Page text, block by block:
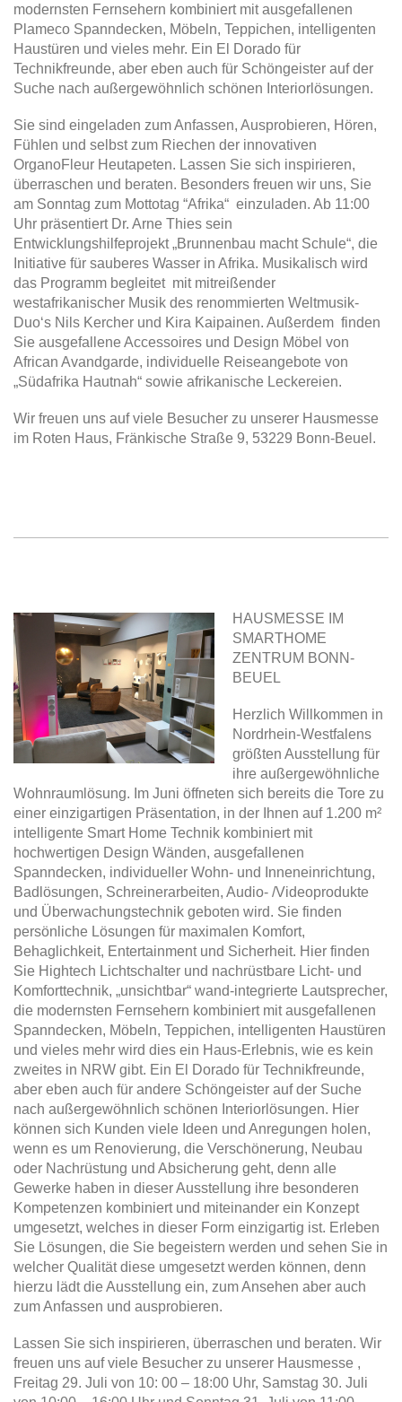
modernsten Fernsehern kombiniert mit ausgefallenen
Plameco Spanndecken, Möbeln, Teppichen, intelligenten
Haustüren und vieles mehr. Ein El Dorado für
Technikfreunde, aber eben auch für Schöngeister auf der
Suche nach außergewöhnlich schönen Interiorlösungen.
Sie sind eingeladen zum Anfassen, Ausprobieren, Hören,
Fühlen und selbst zum Riechen der innovativen
OrganoFleur Heutapeten. Lassen Sie sich inspirieren,
überraschen und beraten. Besonders freuen wir uns, Sie
am Sonntag zum Mottotag “Afrika“ einzuladen. Ab 11:00
Uhr präsentiert Dr. Arne Thies sein
Entwicklungshilfeprojekt „Brunnenbau macht Schule“, die
Initiative für sauberes Wasser in Afrika. Musikalisch wird
das Programm begleitet mit mitreißender
westafrikanischer Musik des renommierten Weltmusik-
Duo‘s Nils Kercher und Kira Kaipainen. Außerdem finden
Sie ausgefallene Accessoires und Design Möbel von
African Avandgarde, individuelle Reiseangebote von
„Südafrika Hautnah“ sowie afrikanische Leckereien.
Wir freuen uns auf viele Besucher zu unserer Hausmesse
im Roten Haus, Fränkische Straße 9, 53229 Bonn-Beuel.
HAUSMESSE IM
SMARTHOME
ZENTRUM BONN-
BEUEL
Herzlich Willkommen in
Nordrhein-Westfalens
größten Ausstellung für
ihre außergewöhnliche
Wohnraumlösung. Im Juni öffneten sich bereits die Tore zu
einer einzigartigen Präsentation, in der Ihnen auf 1.200 m²
intelligente Smart Home Technik kombiniert mit
hochwertigen Design Wänden, ausgefallenen
Spanndecken, individueller Wohn- und Inneneinrichtung,
Badlösungen, Schreinerarbeiten, Audio- /Videoprodukte
und Überwachungstechnik geboten wird. Sie finden
persönliche Lösungen für maximalen Komfort,
Behaglichkeit, Entertainment und Sicherheit. Hier finden
Sie Hightech Lichtschalter und nachrüstbare Licht- und
Komforttechnik, „unsichtbar“ wand-integrierte Lautsprecher,
die modernsten Fernsehern kombiniert mit ausgefallenen
Spanndecken, Möbeln, Teppichen, intelligenten Haustüren
und vieles mehr wird dies ein Haus-Erlebnis, wie es kein
zweites in NRW gibt. Ein El Dorado für Technikfreunde,
aber eben auch für andere Schöngeister auf der Suche
nach außergewöhnlich schönen Interiorlösungen. Hier
können sich Kunden viele Ideen und Anregungen holen,
wenn es um Renovierung, die Verschönerung, Neubau
oder Nachrüstung und Absicherung geht, denn alle
Gewerke haben in dieser Ausstellung ihre besonderen
Kompetenzen kombiniert und miteinander ein Konzept
umgesetzt, welches in dieser Form einzigartig ist. Erleben
Sie Lösungen, die Sie begeistern werden und sehen Sie in
welcher Qualität diese umgesetzt werden können, denn
hierzu lädt die Ausstellung ein, zum Ansehen aber auch
zum Anfassen und ausprobieren.
Lassen Sie sich inspirieren, überraschen und beraten. Wir
freuen uns auf viele Besucher zu unserer Hausmesse ,
Freitag 29. Juli von 10: 00 – 18:00 Uhr, Samstag 30. Juli